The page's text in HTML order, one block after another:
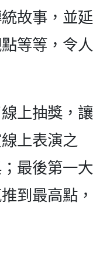
故事，並延
等等，令人
上抽獎，讓
上表演之
最後第一大
到最高點，